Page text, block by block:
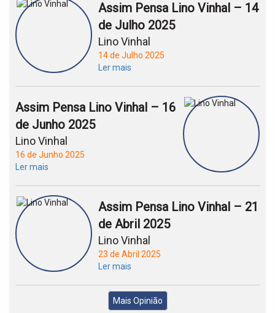
Assim Pensa Lino Vinhal – 14
de Julho 2025
Lino Vinhal
14 de Julho 2025
Ler mais
Assim Pensa Lino Vinhal – 16
de Junho 2025
Lino Vinhal
16 de Junho 2025
Ler mais
Assim Pensa Lino Vinhal – 21
de Abril 2025
Lino Vinhal
23 de Abril 2025
Ler mais
Mais Opinião